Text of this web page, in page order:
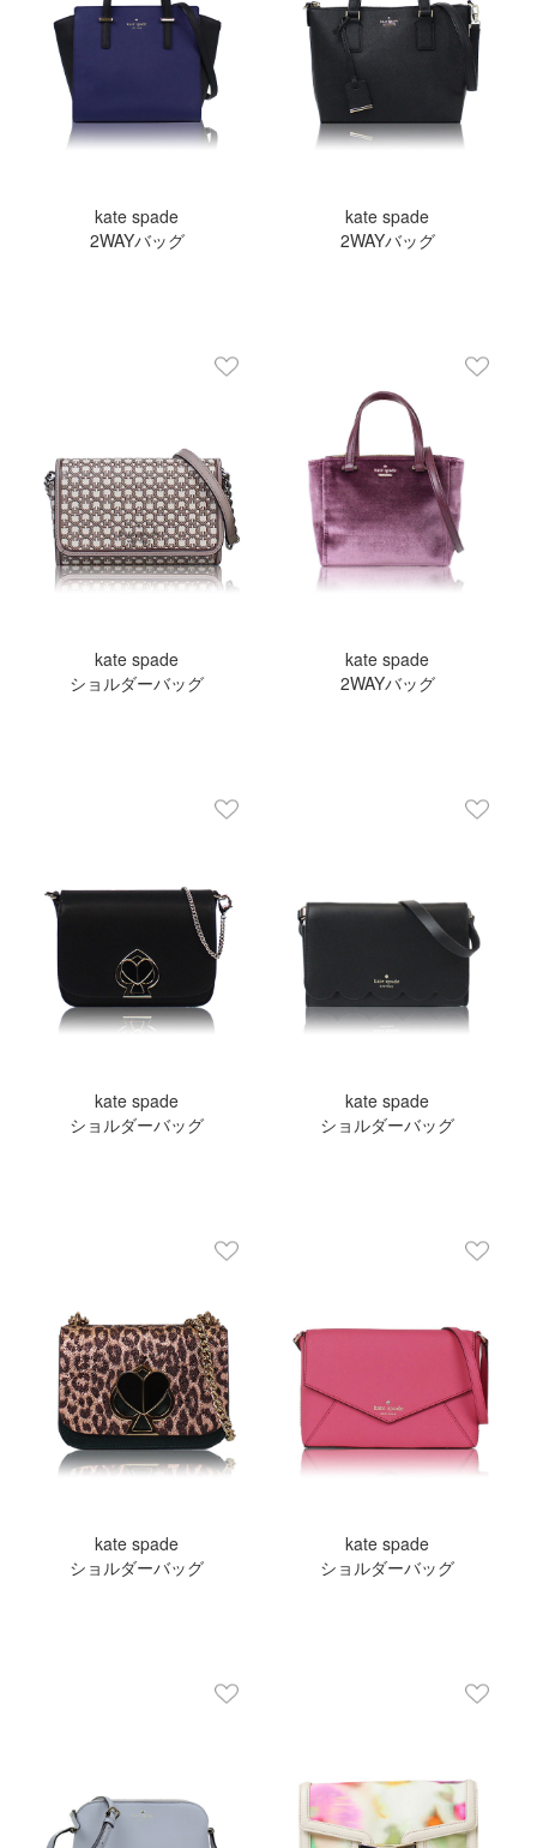
kate spade
2WAYバッグ
kate spade
2WAYバッグ
kate spade
ショルダーバッグ
kate spade
2WAYバッグ
kate spade
ショルダーバッグ
kate spade
ショルダーバッグ
kate spade
ショルダーバッグ
kate spade
ショルダーバッグ